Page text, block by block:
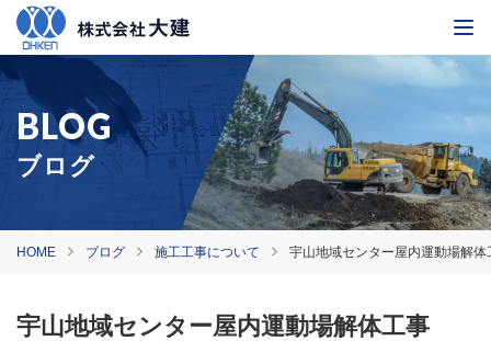
ブログ
HOME ブログ 施工工事について 宇山地域センター屋内運動場解体
宇山地域センター屋内運動場解体工事